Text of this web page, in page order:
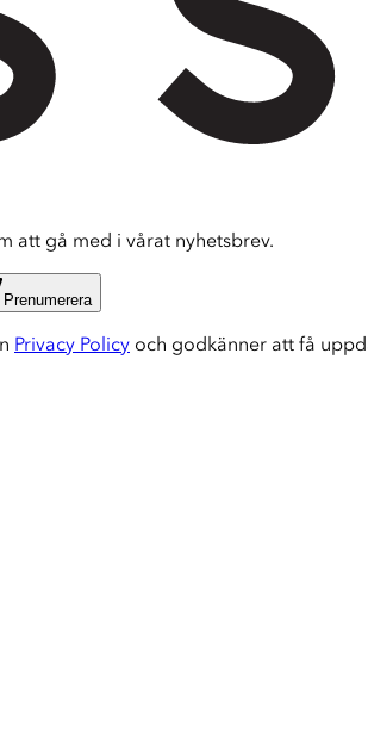
att gå med i vårat nyhetsbrev.
Prenumerera
Privacy Policy och godkänner att få